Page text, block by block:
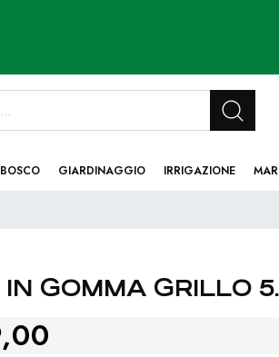
aggiorna automaticamente gli altri filtri
BOSCO GIARDINAGGIO IRRIGAZIONE
GOMMA GRILLO